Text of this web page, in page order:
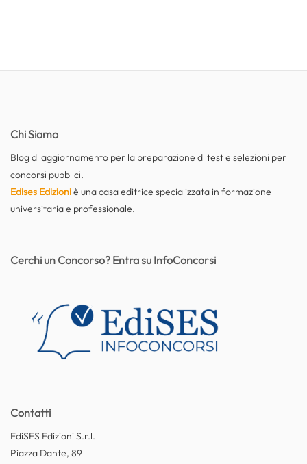
Chi Siamo
Blog di aggiornamento per la preparazione di test e selezioni per
concorsi pubblici.
Edises Edizioniè una casa editrice specializzata in formazione
universitaria e professionale.
Contatti
EdiSES Edizioni S.r.l.
Piazza Dante, 89
Cerchi un Concorso? Entra su InfoConcorsi